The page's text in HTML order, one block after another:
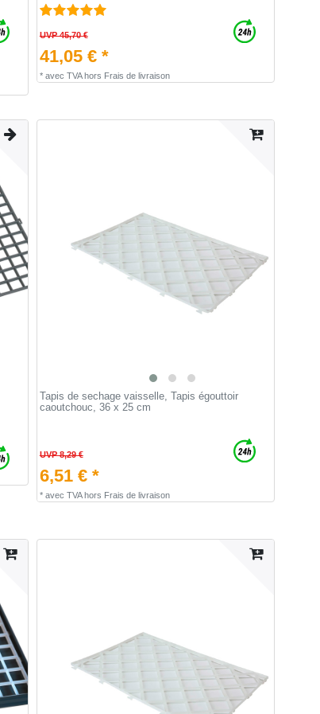
UVP 45,70 €
41,05 € *
* avec TVAhors Frais de livraison
Tapis de sechage vaisselle, Tapis égouttoir
caoutchouc, 36 x 25 cm
UVP 8,29 €
6,51 € *
* avec TVAhors Frais de livraison